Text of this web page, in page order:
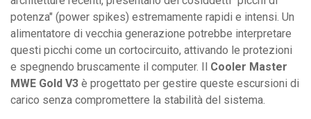
potenza" (power spikes) estremamente rapidi e intensi. Un
alimentatore di vecchia generazione potrebbe interpretare
questi picchi come un cortocircuito, attivando le protezioni
e spegnendo bruscamente il computer. Il Cooler Master
MWE Gold V3 è progettato per gestire queste escursioni di
carico senza compromettere la stabilità del sistema.